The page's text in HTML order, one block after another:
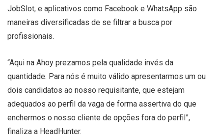
JobSlot, e aplicativos como Facebook e WhatsApp são
maneiras diversificadas de se filtrar a busca por
profissionais.
“Aqui na Ahoy prezamos pela qualidade invés da
quantidade. Para nós é muito válido apresentarmos um ou
dois candidatos ao nosso requisitante, que estejam
adequados ao perfil da vaga de forma assertiva do que
enchermos o nosso cliente de opções fora do perfil”,
finaliza a HeadHunter.